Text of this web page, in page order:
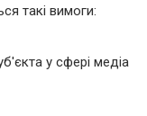
такі вимоги:
у сфері медіа